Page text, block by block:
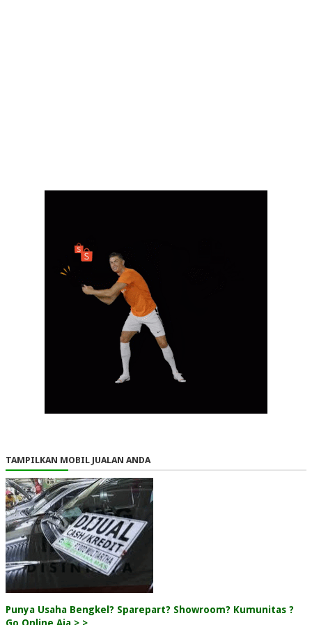
TAMPILKAN MOBIL JUALAN ANDA
Punya Usaha Bengkel? Sparepart? Showroom? Kumunitas ?